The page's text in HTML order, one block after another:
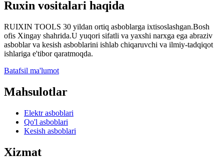
Ruxin vositalari haqida
RUIXIN TOOLS 30 yildan ortiq asboblarga ixtisoslashgan.Bosh
ofis Xingay shahrida.U yuqori sifatli va yaxshi narxga ega abraziv
asboblar va kesish asboblarini ishlab chiqaruvchi va ilmiy-tadqiqot
ishlariga e'tibor qaratmoqda.
Batafsil ma'lumot
Mahsulotlar
Elektr asboblari
Qo'l asboblari
Kesish asboblari
Xizmat